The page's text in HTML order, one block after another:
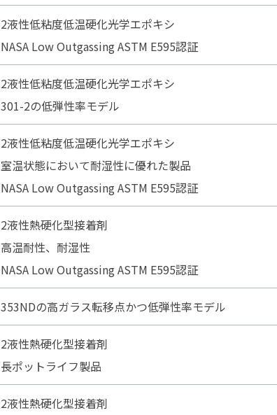
2液性低粘度低温硬化光学エポキシ
NASA Low Outgassing ASTM E595認証
2液性低粘度低温硬化光学エポキシ
301-2の低弾性率モデル
2液性低粘度低温硬化光学エポキシ
室温状態において耐湿性に優れた製品
NASA Low Outgassing ASTM E595認証
2液性熱硬化型接着剤
高温耐性、耐湿性
NASA Low Outgassing ASTM E595認証
353NDの高ガラス転移点かつ低弾性率モデル
2液性熱硬化型接着剤
長ポットライフ製品
2液性熱硬化型接着剤